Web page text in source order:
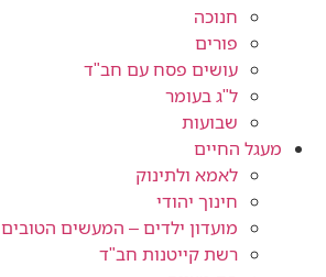
חנוכה
פורים
עושים פסח עם חב"ד
ל"ג בעומר
שבועות
מעגל החיים
לאמא ולתינוק
חינוך יהודי
מועדון ילדים – המעשים הטובים
רשת קייטנות חב"ד